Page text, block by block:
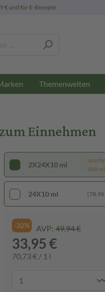
€ und für E-Rezepte
Themenwelten
Einnehmen
2X24X10 ml
480
24X10 ml (78,96
-32% AVP: 49,94 €
33,95 €
70,73 € / 1 l